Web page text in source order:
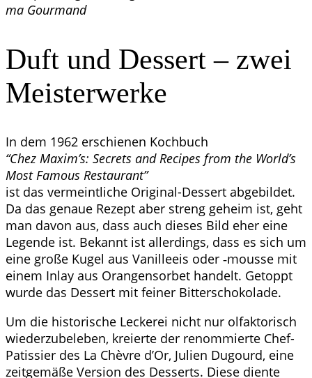
ma Gourmand
Duft und Des­sert – zwei
Meisterwerke
In dem 1962 erschie­nen Koch­buch
“Chez Maxim’s: Secrets and Recipes from the World’s
Most Famous Restau­rant”
ist das ver­meint­li­che Ori­gi­nal-Des­sert abge­bil­det.
Da das genaue Rezept aber streng geheim ist, geht
man davon aus, dass auch die­ses Bild eher eine
Legen­de ist. Bekannt ist aller­dings, dass es sich um
eine gro­ße Kugel aus Vanil­le­eis oder ‑mousse mit
einem Inlay aus Oran­gen­sor­bet han­delt. Getoppt
wur­de das Des­sert mit fei­ner Bitterschokolade.
Um die his­to­ri­sche Lecke­rei nicht nur olfak­to­risch
wie­der­zu­be­le­ben, kre­ierte der renom­mier­te Chef-
Patis­sier des La Chè­v­re d’Or, Juli­en Dugo­urd, eine
zeit­ge­mä­ße Ver­si­on des Des­serts. Die­se dien­te